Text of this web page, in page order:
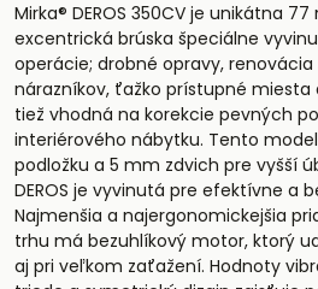
Mirka® DEROS 350CV je unikátna
excentrická brúska špeciálne
operácie; drobné opravy,
nárazníkov, ťažko prístupné miesta
tiež vhodná na korekcie pevných
interiérového nábytku. Tento
podložku a 5 mm zdvich pre vyšší
DEROS je vyvinutá pre efektívne a
Najmenšia a najergonomickejšia
trhu má bezuhlíkový motor, ktorý
aj pri veľkom zaťažení. Hodnoty